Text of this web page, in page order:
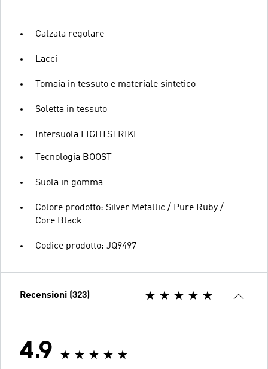
Calzata regolare
Lacci
Tomaia in tessuto e materiale sintetico
Soletta in tessuto
Intersuola LIGHTSTRIKE
Tecnologia BOOST
Suola in gomma
Colore prodotto: Silver Metallic / Pure Ruby /
Core Black
Codice prodotto: JQ9497
Recensioni (323)
4.9